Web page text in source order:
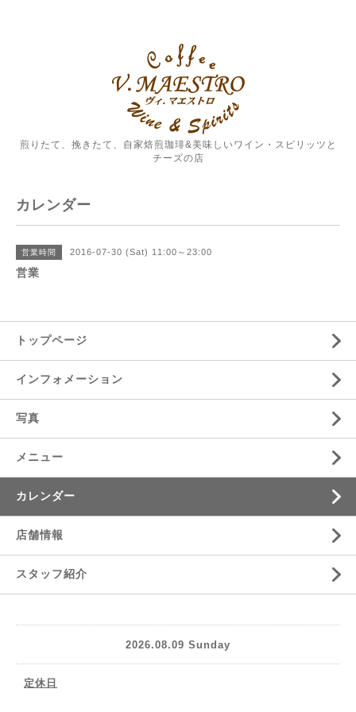
煎りたて、挽きたて、自家焙煎珈琲&美味しいワイン・スピリッツと
チーズの店
カレンダー
営業時間 2016-07-30 (Sat) 11:00～23:00
営業
トップページ
インフォメーション
写真
メニュー
カレンダー
店舗情報
スタッフ紹介
2026.08.09 Sunday
定休日